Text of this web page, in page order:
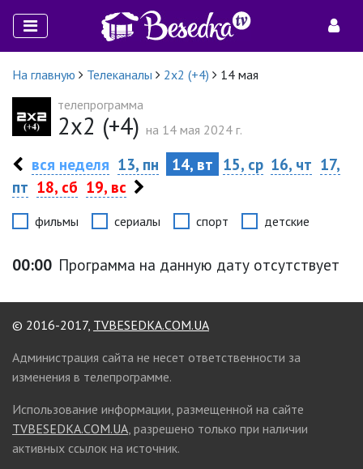
На главную Телеканалы 2х2 (+4)
14 мая
телепрограмма
2х2 (+4) на 14 мая 2024 г.
вся неделя 13, пн 14, вт 15, ср 16, чт 17,
пт 18, сб 19, вс
фильмы сериалы спорт детские
00:00 Программа на данную дату отсутствует
© 2016-2017, TVBESEDKA.COM.UA
Администрация сайта не несет ответственности за
изменения в телепрограмме.
Использование информации, размещенной на сайте
TVBESEDKA.COM.UA, разрешено только при наличии
активных ссылок на источник.